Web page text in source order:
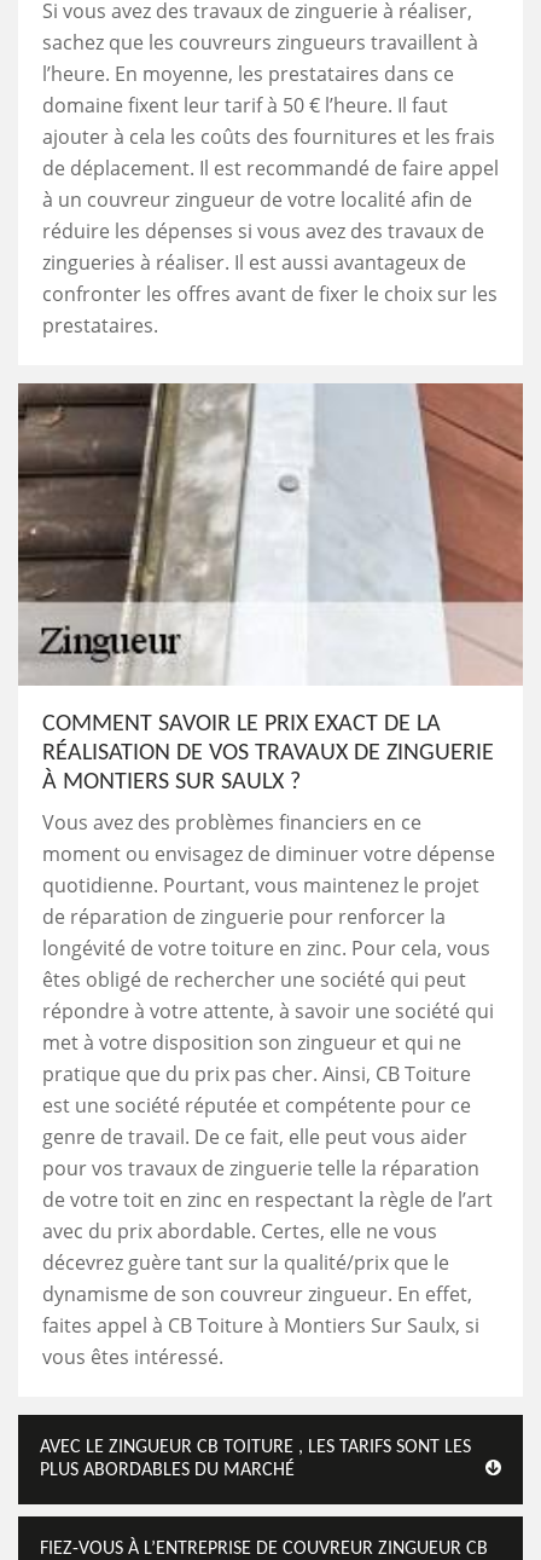
Si vous avez des travaux de zinguerie à réaliser,
sachez que les couvreurs zingueurs travaillent à
l’heure. En moyenne, les prestataires dans ce
domaine fixent leur tarif à 50 € l’heure. Il faut
ajouter à cela les coûts des fournitures et les frais
de déplacement. Il est recommandé de faire appel
à un couvreur zingueur de votre localité afin de
réduire les dépenses si vous avez des travaux de
zingueries à réaliser. Il est aussi avantageux de
confronter les offres avant de fixer le choix sur les
prestataires.
COMMENT SAVOIR LE PRIX EXACT DE LA
RÉALISATION DE VOS TRAVAUX DE ZINGUERIE
À MONTIERS SUR SAULX ?
Vous avez des problèmes financiers en ce
moment ou envisagez de diminuer votre dépense
quotidienne. Pourtant, vous maintenez le projet
de réparation de zinguerie pour renforcer la
longévité de votre toiture en zinc. Pour cela, vous
êtes obligé de rechercher une société qui peut
répondre à votre attente, à savoir une société qui
met à votre disposition son zingueur et qui ne
pratique que du prix pas cher. Ainsi, CB Toiture
est une société réputée et compétente pour ce
genre de travail. De ce fait, elle peut vous aider
pour vos travaux de zinguerie telle la réparation
de votre toit en zinc en respectant la règle de l’art
avec du prix abordable. Certes, elle ne vous
décevrez guère tant sur la qualité/prix que le
dynamisme de son couvreur zingueur. En effet,
faites appel à CB Toiture à Montiers Sur Saulx, si
vous êtes intéressé.
AVEC LE ZINGUEUR CB TOITURE , LES TARIFS SONT LES
PLUS ABORDABLES DU MARCHÉ
FIEZ-VOUS À L’ENTREPRISE DE COUVREUR ZINGUEUR CB